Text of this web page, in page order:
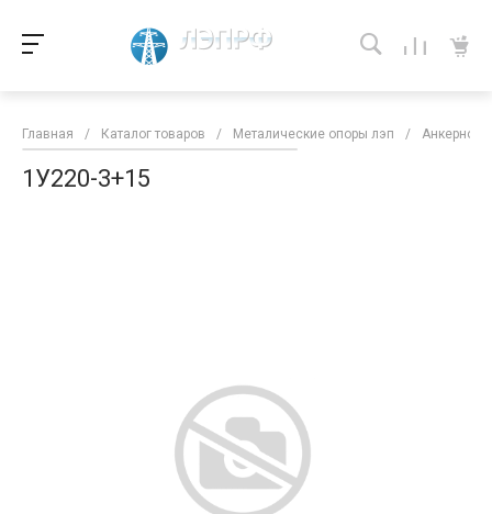
Главная / Каталог товаров / Металические опоры лэп / Анкерно-
1У220-3+15